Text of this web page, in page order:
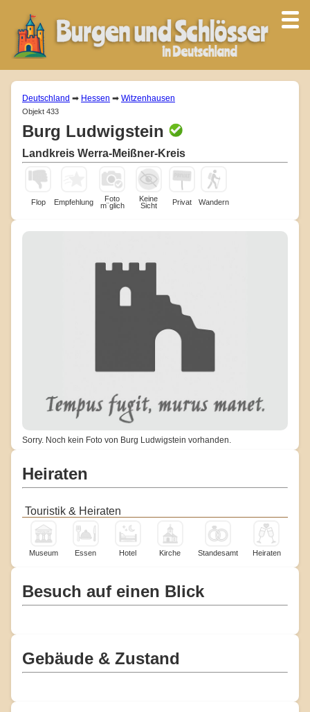
Deutschland ➡ Hessen ➡ Witzenhausen
Objekt 433
Burg Ludwigstein
Landkreis Werra-Meißner-Kreis
Flop Empfehlung
Foto
m¨glich
Keine
Sicht
Privat Wandern
Sorry. Noch kein Foto von Burg Ludwigstein vorhanden.
Heiraten
Touristik & Heiraten
Museum Essen Hotel Kirche Standesamt Heiraten
Besuch auf einen Blick
Gebäude & Zustand